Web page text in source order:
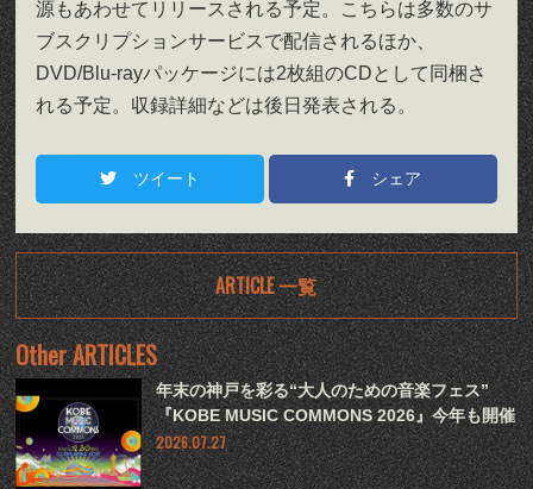
源もあわせてリリースされる予定。こちらは多数のサ
ブスクリプションサービスで配信されるほか、
DVD/Blu-rayパッケージには2枚組のCDとして同梱さ
れる予定。収録詳細などは後日発表される。
ツイート シェア
ARTICLE 一覧
Other ARTICLES
年末の神戸を彩る“大人のための音楽フェス”
『KOBE MUSIC COMMONS 2026』今年も開催
2026.07.27